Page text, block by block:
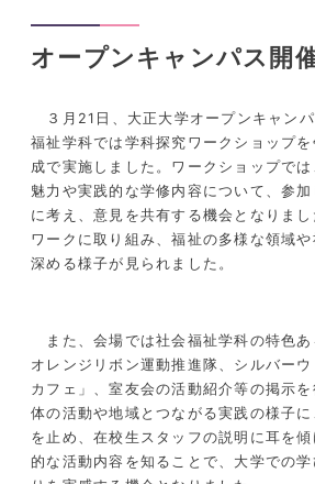
オープンキャンパス開
３ 月 21 日、大正大学オープンキャン
福祉学科では学科探究ワークショップ
成で実施しました。ワークショップで
魅力や実践的な学修内容について、参
に考え、意見を共有する機会となりま
ワークに取り組み、福祉の多様な領域
深める様子が見られました。
また、会場では社会福祉学科の特色あ
オレンジリボン運動推進隊、シルバー
カフェ」、室友会の活動紹介等の掲示
体の活動や地域とつながる実践の様子
を止め、在校生スタッフの説明に耳を
的な活動内容を知ることで、大学での